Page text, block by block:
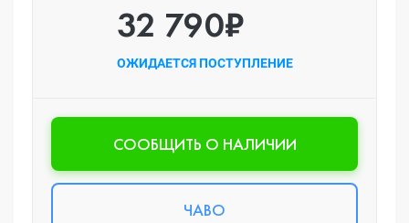
32 790₽
ОЖИДАЕТСЯ ПОСТУПЛЕНИЕ
CООБЩИТЬ О НАЛИЧИИ
ЧАВО